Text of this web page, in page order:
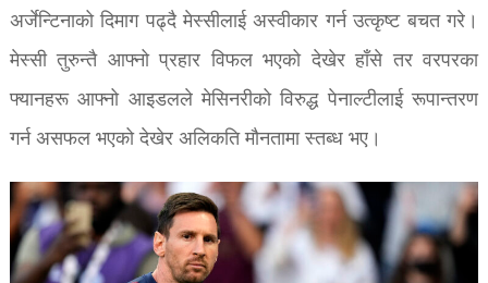
अर्जेन्टिनाको दिमाग पढ्दै मेस्सीलाई अस्वीकार गर्न उत्कृष्ट बचत गरे।
मेस्सी तुरुन्तै आफ्नो प्रहार विफल भएको देखेर हाँसे तर वरपरका
फ्यानहरू आफ्नो आइडलले मेसिनरीको विरुद्ध पेनाल्टीलाई रूपान्तरण
गर्न असफल भएको देखेर अलिकति मौनतामा स्तब्ध भए।